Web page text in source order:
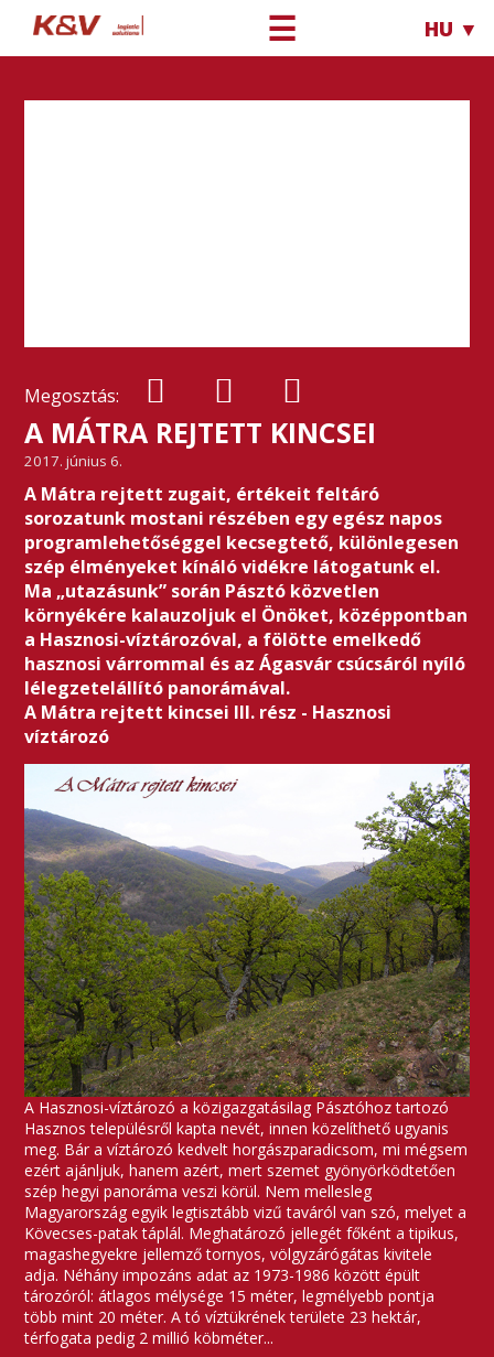
☰ HU ▼
Megosztás:
A MÁTRA REJTETT KINCSEI
2017. június 6.
A Mátra rejtett zugait, értékeit feltáró
sorozatunk mostani részében egy egész napos
programlehetőséggel kecsegtető, különlegesen
szép élményeket kínáló vidékre látogatunk el.
Ma „utazásunk” során Pásztó közvetlen
környékére kalauzoljuk el Önöket, középpontban
a Hasznosi-víztározóval, a fölötte emelkedő
hasznosi várrommal és az Ágasvár csúcsáról nyíló
lélegzetelállító panorámával.
A Mátra rejtett kincsei III. rész - Hasznosi
víztározó
A Hasznosi-víztározó a közigazgatásilag Pásztóhoz tartozó
Hasznos településről kapta nevét, innen közelíthető ugyanis
meg. Bár a víztározó kedvelt horgászparadicsom, mi mégsem
ezért ajánljuk, hanem azért, mert szemet gyönyörködtetően
szép hegyi panoráma veszi körül. Nem mellesleg
Magyarország egyik legtisztább vizű taváról van szó, melyet a
Kövecses-patak táplál. Meghatározó jellegét főként a tipikus,
magashegyekre jellemző tornyos, völgyzárógátas kivitele
adja. Néhány impozáns adat az 1973-1986 között épült
tározóról: átlagos mélysége 15 méter, legmélyebb pontja
több mint 20 méter. A tó víztükrének területe 23 hektár,
térfogata pedig 2 millió köbméter...